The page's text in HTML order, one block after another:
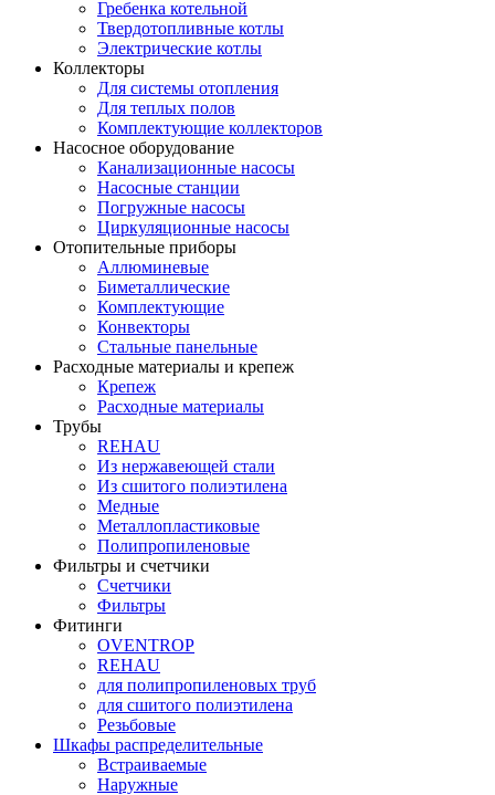
Гребенка котельной
Твердотопливные котлы
Электрические котлы
Коллекторы
Для системы отопления
Для теплых полов
Комплектующие коллекторов
Насосное оборудование
Канализационные насосы
Насосные станции
Погружные насосы
Циркуляционные насосы
Отопительные приборы
Аллюминевые
Биметаллические
Комплектующие
Конвекторы
Стальные панельные
Расходные материалы и крепеж
Крепеж
Расходные материалы
Трубы
REHAU
Из нержавеющей стали
Из сшитого полиэтилена
Медные
Металлопластиковые
Полипропиленовые
Фильтры и счетчики
Счетчики
Фильтры
Фитинги
OVENTROP
REHAU
для полипропиленовых труб
для сшитого полиэтилена
Резьбовые
Шкафы распределительные
Встраиваемые
Наружные